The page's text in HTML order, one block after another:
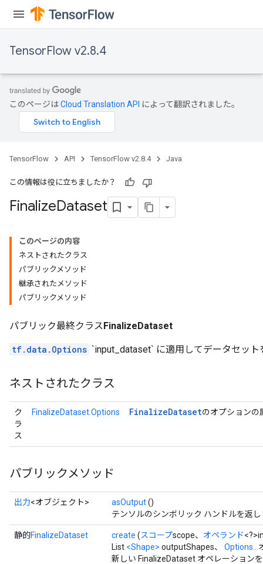
TensorFlow v2.8.4
このページはCloud Translation API によって翻訳されました。
TensorFlow API TensorFlow v2.8.4 Java
この情報は役に立ちましたか？
FinalizeDataset
このページの内容
ネストされたクラス
パブリックメソッド
継承されたメソッド
パブリックメソッド
パブリック最終クラスFinalizeDataset
tf.data.Options `input_dataset` に適用してデータセット
ネストされたクラス
ク
ラ
ス
FinalizeDataset.Options FinalizeDatasetのオプションの
パブリックメソッド
出力<オブジェクト> asOutput()
テンソルのシンボリック ハンドルを返し
静的FinalizeDataset create (スコープscope、 オペランド
List <Shape> outputShapes、 Options...
新しい FinalizeDataset オペレーション